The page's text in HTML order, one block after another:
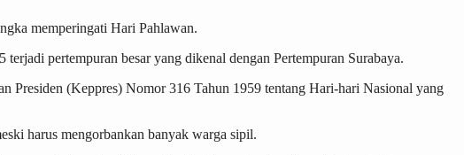
memperingati Hari Pahlawan.
pertempuran besar yang dikenal dengan Pertempuran Surabaya.
Presiden (Keppres) Nomor 316 Tahun 1959 tentang Hari-hari Nasional yang
harus mengorbankan banyak warga sipil.